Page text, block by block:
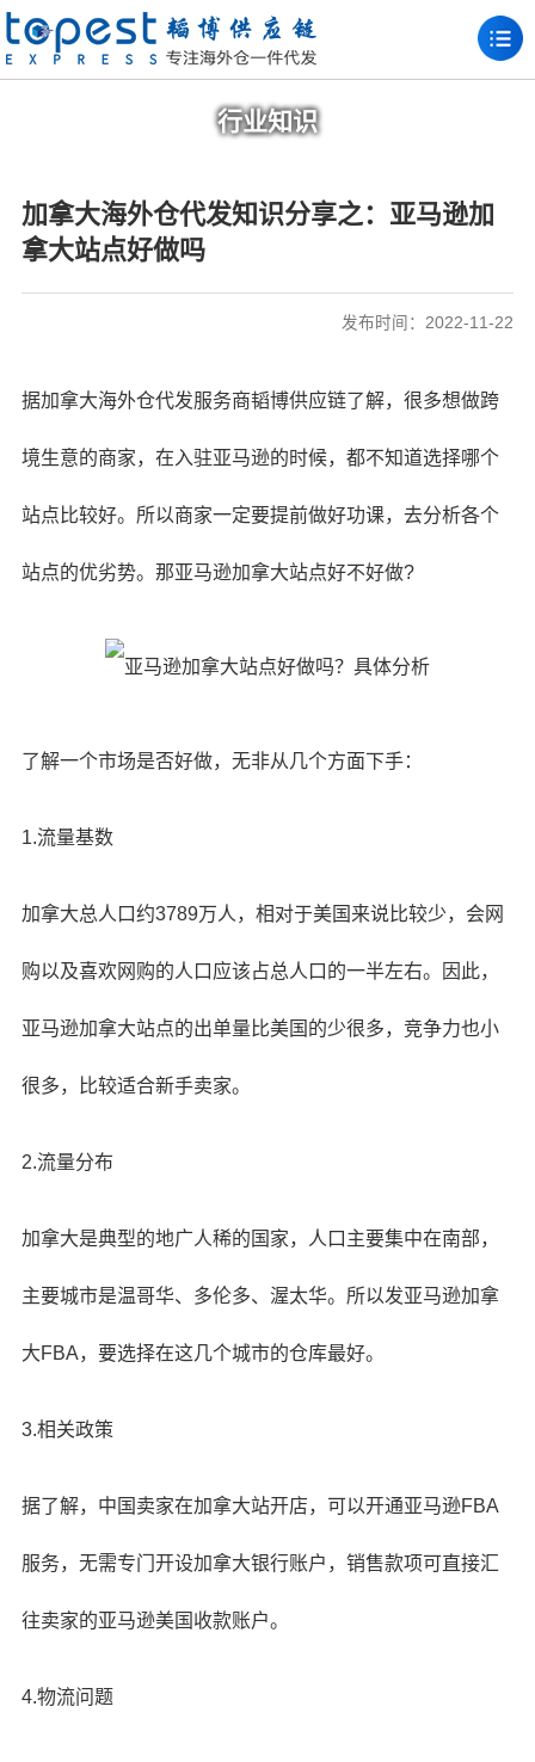
行业知识
加拿大海外仓代发知识分享之：亚马逊加
拿大站点好做吗
发布时间：2022-11-22
据加拿大海外仓代发服务商韬博供应链了解，很多想做跨
境生意的商家，在入驻亚马逊的时候，都不知道选择哪个
站点比较好。所以商家一定要提前做好功课，去分析各个
站点的优劣势。那亚马逊加拿大站点好不好做?
了解一个市场是否好做，无非从几个方面下手：
1.流量基数
加拿大总人口约3789万人，相对于美国来说比较少，会网
购以及喜欢网购的人口应该占总人口的一半左右。因此，
亚马逊加拿大站点的出单量比美国的少很多，竞争力也小
很多，比较适合新手卖家。
2.流量分布
加拿大是典型的地广人稀的国家，人口主要集中在南部，
主要城市是温哥华、多伦多、渥太华。所以发亚马逊加拿
大FBA，要选择在这几个城市的仓库最好。
3.相关政策
据了解，中国卖家在加拿大站开店，可以开通亚马逊FBA
服务，无需专门开设加拿大银行账户，销售款项可直接汇
往卖家的亚马逊美国收款账户。
4.物流问题